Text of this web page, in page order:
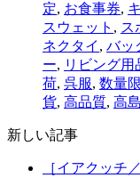
定, お食事券,
スウェット , ス
ネクタイ , バッ
ー, リビング用
荷, 呉服, 数量
貨, 高品質, 高
新しい記事
［イアクッチ